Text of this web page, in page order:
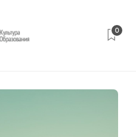
0